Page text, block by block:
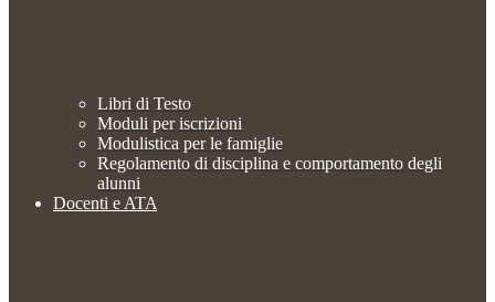
Libri di Testo
Moduli per iscrizioni
Modulistica per le famiglie
Regolamento di disciplina e comportamento degli
alunni
Docenti e ATA